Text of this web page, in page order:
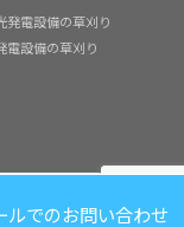
発電設備の草刈り
電設備の草刈り
ルでのお問い合わせ